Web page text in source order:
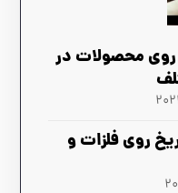
روی محصولات در
روی فلزات و